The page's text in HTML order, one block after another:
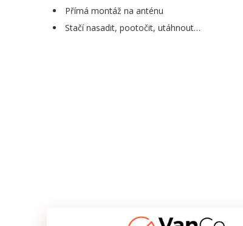
Přímá montáž na anténu
Stačí nasadit, pootočit, utáhnout…